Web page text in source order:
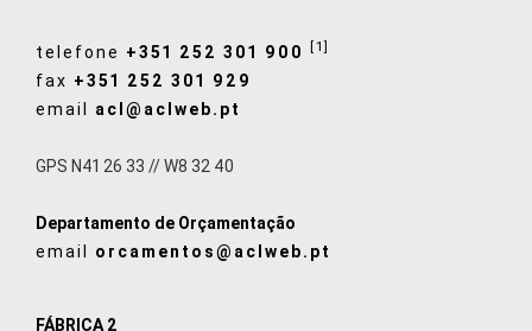
telefone +351 252 301 900 [1]
fax +351 252 301 929
email acl@aclweb.pt
GPS N41 26 33 // W8 32 40
Departamento de Orçamentação
email orcamentos@aclweb.pt
FÁBRICA 2